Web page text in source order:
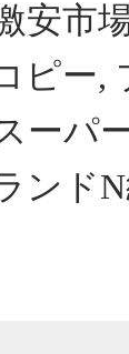
安市
ピー,
ーパ
ンド